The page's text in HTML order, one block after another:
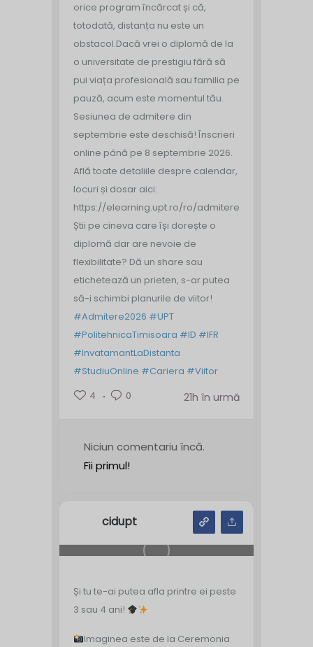
orice program încărcat și că,
totodată, distanța nu este un
obstacol.Dacă vrei o diplomă de la
o universitate de prestigiu fără să
pui viața profesională sau familia pe
pauză, acum este momentul tău.
Sesiunea de admitere din
septembrie este deschisă! Înscrieri
online până pe 8 septembrie 2026.
Află toate detaliile despre calendar,
locuri și dosar aici:
https://elearning.upt.ro/ro/admitere/
Știi pe cineva care își dorește o
diplomă dar are nevoie de
flexibilitate? Dă un share sau
etichetează un prieten, s-ar putea
să-i schimbi planurile de viitor!
#Admitere2026 #UPT
#PolitehnicaTimisoara #ID #IFR
#InvatamantLaDistanta
#StudiuOnline #Cariera #Viitor
4
0 21h în urmă
Niciun comentariu încă.
Fii primul!
cidupt
Și tu te-ai putea afla printre ei peste
3 sau 4 ani!
Imaginea este de la Ceremonia